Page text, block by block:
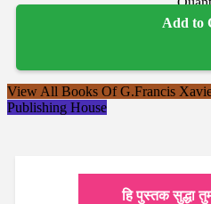
Add to
View All Books Of G.Francis
Publishing House
हि पुस्तक सुद्धा